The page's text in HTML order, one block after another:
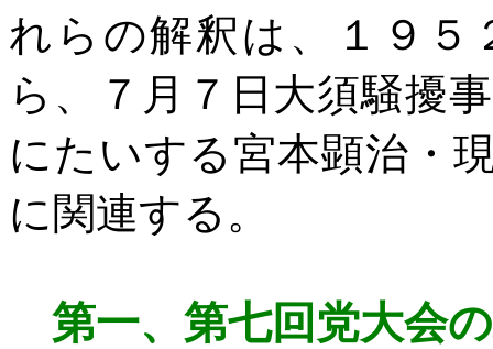
れらの解釈は、１９５
ら、７月７日大須騒擾
にたいする宮本顕治・
に関連する。
第一、第七回党大会